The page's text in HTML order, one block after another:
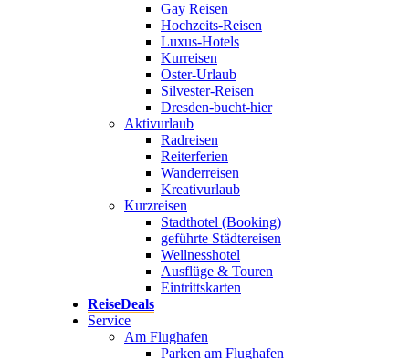
Gay Reisen
Hochzeits-Reisen
Luxus-Hotels
Kurreisen
Oster-Urlaub
Silvester-Reisen
Dresden-bucht-hier
Aktivurlaub
Radreisen
Reiterferien
Wanderreisen
Kreativurlaub
Kurzreisen
Stadthotel (Booking)
geführte Städtereisen
Wellnesshotel
Ausflüge & Touren
Eintrittskarten
ReiseDeals
Service
Am Flughafen
Parken am Flughafen